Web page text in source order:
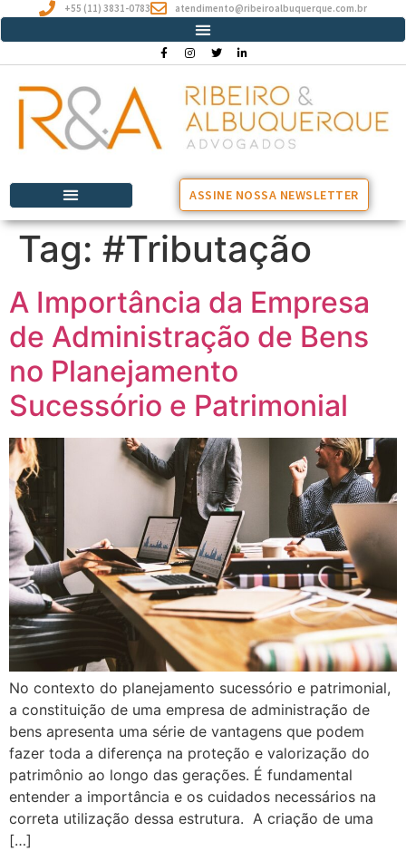
+55 (11) 3831-0783 atendimento@ribeiroalbuquerque.com.br
ASSINE NOSSA NEWSLETTER
Tag: #Tributação
A Importância da Empresa
de Administração de Bens
no Planejamento
Sucessório e Patrimonial
No contexto do planejamento sucessório e patrimonial,
a constituição de uma empresa de administração de
bens apresenta uma série de vantagens que podem
fazer toda a diferença na proteção e valorização do
patrimônio ao longo das gerações. É fundamental
entender a importância e os cuidados necessários na
correta utilização dessa estrutura. A criação de uma
[…]